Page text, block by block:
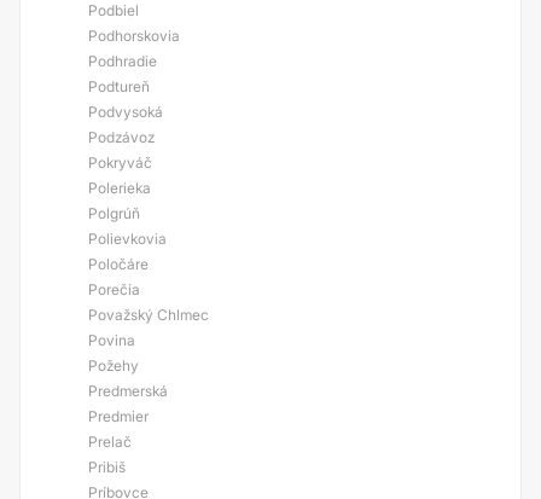
Podbiel
Podhorskovia
Podhradie
Podtureň
Podvysoká
Podzávoz
Pokryváč
Polerieka
Polgrúň
Polievkovia
Poločáre
Porečia
Považský Chlmec
Povina
Požehy
Predmerská
Predmier
Prelač
Pribiš
Príbovce